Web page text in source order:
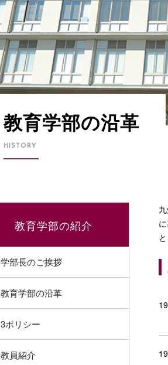
教育学部の沿革
HISTORY
教育学部の紹介
学部長のご挨拶
教育学部の沿革
3ポリシー
教員紹介